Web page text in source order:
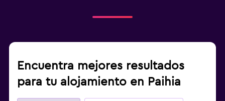
Encuentra mejores resultados
para tu alojamiento en Paihia